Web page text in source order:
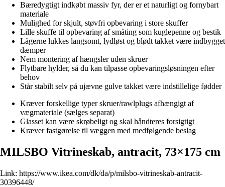
Bæredygtigt indkøbt massiv fyr, der er et naturligt og fornybart
materiale
Mulighed for skjult, støvfri opbevaring i store skuffer
Lille skuffe til opbevaring af småting som kuglepenne og bestik
Lågerne lukkes langsomt, lydløst og blødt takket være indbygget
dæmper
Nem montering af hængsler uden skruer
Flytbare hylder, så du kan tilpasse opbevaringsløsningen efter
behov
Står stabilt selv på ujævne gulve takket være indstillelige fødder
Kræver forskellige typer skruer/rawlplugs afhængigt af
vægmateriale (sælges separat)
Glasset kan være skrøbeligt og skal håndteres forsigtigt
Kræver fastgørelse til væggen med medfølgende beslag
MILSBO Vitrineskab, antracit, 73×175 cm
Link: https://www.ikea.com/dk/da/p/milsbo-vitrineskab-antracit-
30396448/